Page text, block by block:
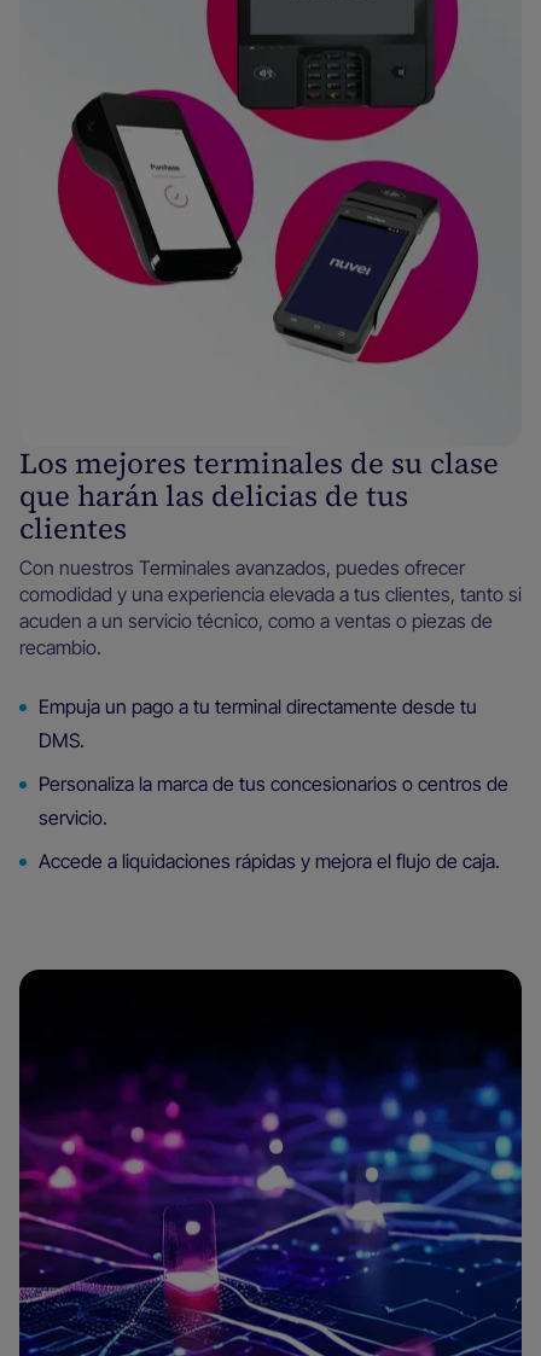
Los mejores terminales de su clase
que harán las delicias de tus
clientes
Con nuestros Terminales avanzados, puedes ofrecer
comodidad y una experiencia elevada a tus clientes, tanto si
acuden a un servicio técnico, como a ventas o piezas de
recambio.
Empuja un pago a tu terminal directamente desde tu
DMS.
Personaliza la marca de tus concesionarios o centros de
servicio.
Accede a liquidaciones rápidas y mejora el flujo de caja.